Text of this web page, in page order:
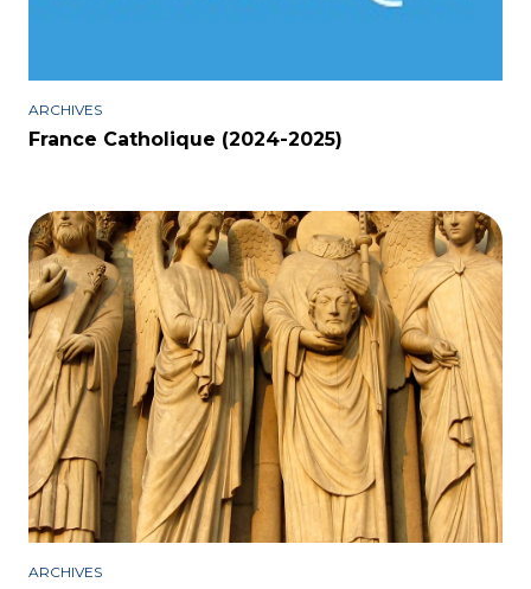
ARCHIVES
France Catholique (2024-2025)
ARCHIVES